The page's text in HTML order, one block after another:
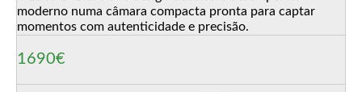
moderno numa câmara compacta pronta para captar
momentos com autenticidade e precisão.
1690€